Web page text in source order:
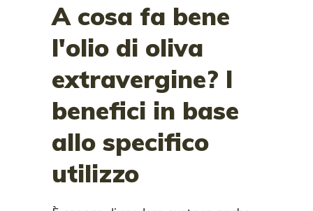
A cosa fa bene
l'olio di oliva
extravergine? I
benefici in base
allo specifico
utilizzo